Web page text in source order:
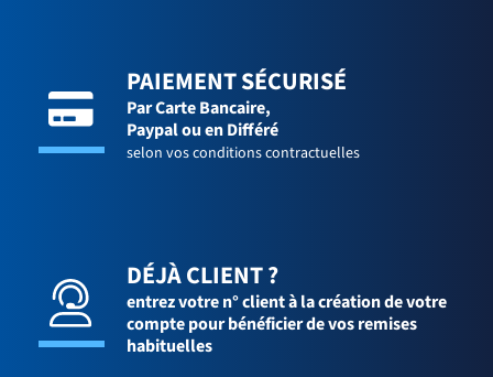
PAIEMENT SÉCURISÉ
Par Carte Bancaire,
Paypal ou en Différé
selon vos conditions contractuelles
DÉJÀ CLIENT ?
entrez votre n° client à la création de votre
compte pour bénéficier de vos remises
habituelles